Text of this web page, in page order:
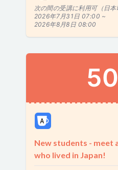
次の間の受講に利用可（日本
2026年7月31日 07:00 ~
2026年8月8日 08:00
50
New students - meet
who lived in Japan!